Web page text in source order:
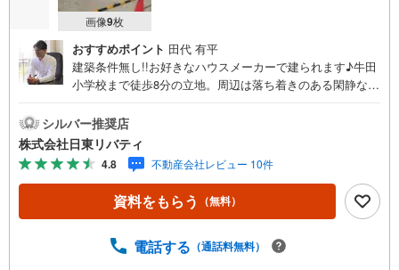
画像9枚
おすすめポイント 田代 有平
建築条件無し!!お好きなハウスメーカーで建られます♪牛田
小学校まで徒歩8分の立地。周辺は落ち着きのある閑静な住
バティへ!!チラシやネット広告に載っていない物件もご紹介
できます。広島市内はもちろん廿日市から呉・東広島まで6
000物件の豊富な情報量!!「実際に自分自身が住む家を見て
納得して買いたい」広告では分かり難い物件の長所や短所
を現地でご確認できます。お気軽にお問い合わせ下さい。T
V電話やLINE等でオンライン案内も可能です。お気軽にお
ットーに、創業以来多くのお客様に信頼と信用を頂き、広
シルバー推奨店
株式会社日東リバティ
4.8 不動産会社レビュー 10件
資料をもらう （無料）
電話する （通話料無料）